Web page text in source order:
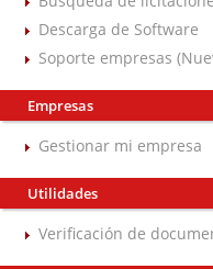
Descarga de Software
Soporte empresas
Empresas
Gestionar mi empresa
Utilidades
Verificación de